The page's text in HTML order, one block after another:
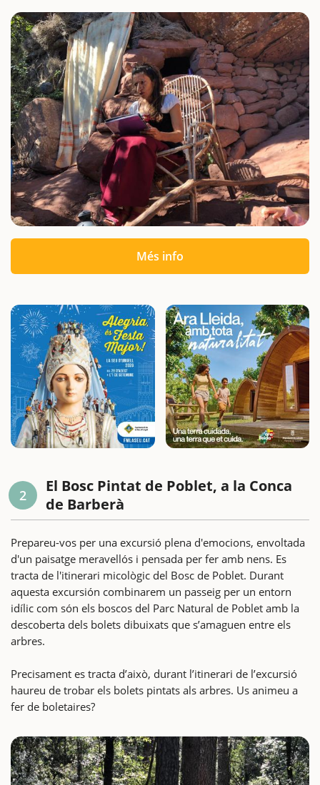
Més info
2
El Bosc Pintat de Poblet, a la Conca
de Barberà
Prepareu-vos per una excursió plena d'emocions, envoltada
d'un paisatge meravellós i pensada per fer amb nens. Es
tracta de l'itinerari micològic del Bosc de Poblet. Durant
aquesta excursión combinarem un passeig per un entorn
idílic com són els boscos del Parc Natural de Poblet amb la
descoberta dels bolets dibuixats que s’amaguen entre els
arbres.
Precisament es tracta d’això, durant l’itinerari de l’excursió
haureu de trobar els bolets pintats als arbres. Us animeu a
fer de boletaires?